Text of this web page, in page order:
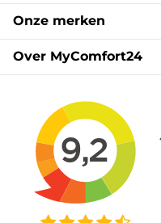
Onze merken
Over MyComfort24